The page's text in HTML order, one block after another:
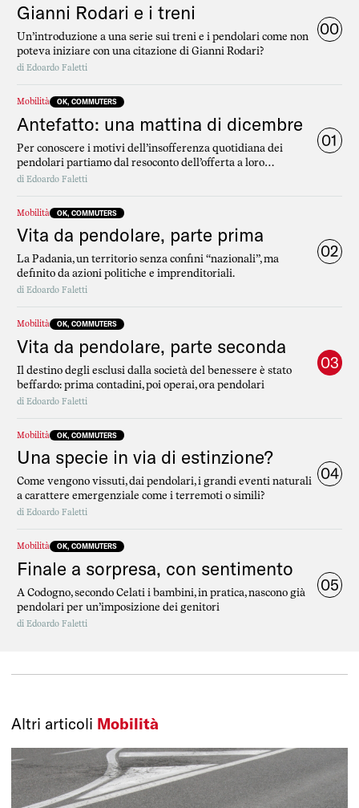
Gianni Rodari e i treni
Un’introduzione a una serie sui treni e i pendolari come non
poteva iniziare con una citazione di Gianni Rodari?
di Edoardo Faletti
00
Mobilità OK, COMMUTERS
Antefatto: una mattina di dicembre
Per conoscere i motivi dell’insofferenza quotidiana dei
pendolari partiamo dal resoconto dell’offerta a loro
disposizione.
di Edoardo Faletti
01
Mobilità OK, COMMUTERS
Vita da pendolare, parte prima
La Padania, un territorio senza confini “nazionali”, ma
definito da azioni politiche e imprenditoriali.
di Edoardo Faletti
02
Mobilità OK, COMMUTERS
Vita da pendolare, parte seconda
Il destino degli esclusi dalla società del benessere è stato
beffardo: prima contadini, poi operai, ora pendolari
di Edoardo Faletti
03
Mobilità OK, COMMUTERS
Una specie in via di estinzione?
Come vengono vissuti, dai pendolari, i grandi eventi naturali
a carattere emergenziale come i terremoti o simili?
di Edoardo Faletti
04
Mobilità OK, COMMUTERS
Finale a sorpresa, con sentimento
A Codogno, secondo Celati i bambini, in pratica, nascono già
pendolari per un’imposizione dei genitori
di Edoardo Faletti
05
Altri articoli Mobilità